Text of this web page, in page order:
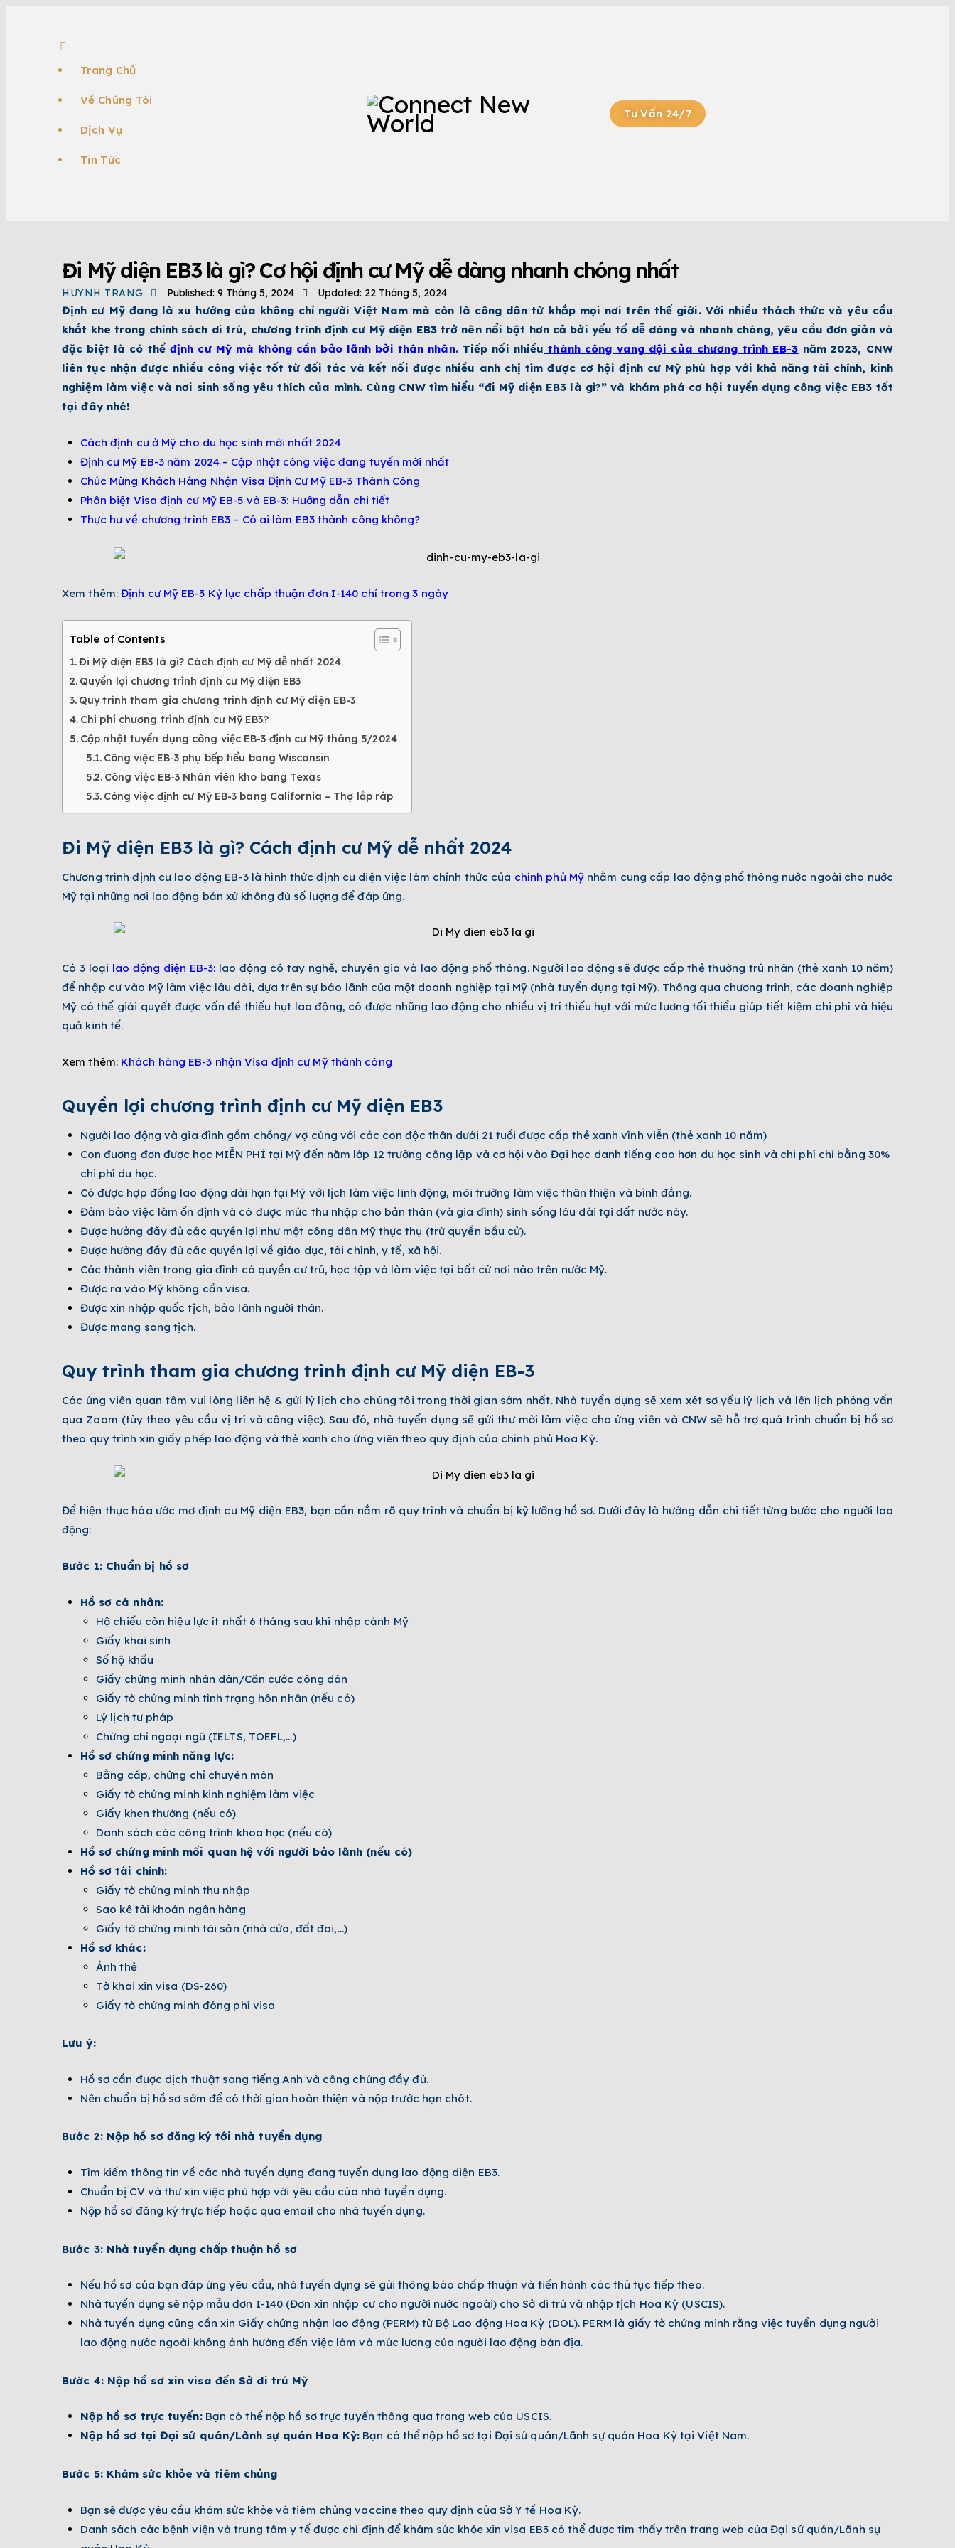
Trang Chủ
Về Chúng Tôi
Dịch Vụ
Tin Tức
Tư Vấn 24/7
Đi Mỹ diện EB3 là gì? Cơ hội định cư Mỹ dễ dàng nhanh chóng nhất
HUYNH TRANG Published: 9 Tháng 5, 2024 Updated: 22 Tháng 5, 2024
Định cư Mỹ đang là xu hướng của không chỉ người Việt Nam mà còn là công dân từ khắp mọi nơi trên thế giới. Với nhiều thách thức và yêu cầu
khắt khe trong chính sách di trú, chương trình định cư Mỹ diện EB3 trở nên nổi bật hơn cả bởi yếu tố dễ dàng và nhanh chóng, yêu cầu đơn giản và
đặc biệt là có thể định cư Mỹ mà không cần bảo lãnh bởi thân nhân. Tiếp nối nhiều thành công vang dội của chương trình EB-3 năm 2023, CNW
liên tục nhận được nhiều công việc tốt từ đối tác và kết nối được nhiều anh chị tìm được cơ hội định cư Mỹ phù hợp với khả năng tài chính, kinh
nghiệm làm việc và nơi sinh sống yêu thích của mình. Cùng CNW tìm hiểu “đi Mỹ diện EB3 là gì?” và khám phá cơ hội tuyển dụng công việc EB3 tốt
tại đây nhé!
Cách định cư ở Mỹ cho du học sinh mới nhất 2024
Định cư Mỹ EB-3 năm 2024 – Cập nhật công việc đang tuyển mới nhất
Chúc Mừng Khách Hàng Nhận Visa Định Cư Mỹ EB-3 Thành Công
Phân biệt Visa định cư Mỹ EB-5 và EB-3: Hướng dẫn chi tiết
Thực hư về chương trình EB3 – Có ai làm EB3 thành công không?
Xem thêm: Định cư Mỹ EB-3 Kỷ lục chấp thuận đơn I-140 chỉ trong 3 ngày
Table of Contents
Đi Mỹ diện EB3 là gì? Cách định cư Mỹ dễ nhất 2024
Quyền lợi chương trình định cư Mỹ diện EB3
Quy trình tham gia chương trình định cư Mỹ diện EB-3
Chi phí chương trình định cư Mỹ EB3?
Cập nhật tuyển dụng công việc EB-3 định cư Mỹ tháng 5/2024
Công việc EB-3 phụ bếp tiểu bang Wisconsin
Công việc EB-3 Nhân viên kho bang Texas
Công việc định cư Mỹ EB-3 bang California – Thợ lắp ráp
Đi Mỹ diện EB3 là gì? Cách định cư Mỹ dễ nhất 2024
Chương trình định cư lao động EB-3 là hình thức định cư diện việc làm chính thức của chính phủ Mỹ nhằm cung cấp lao động phổ thông nước ngoài cho nước
Mỹ tại những nơi lao động bản xứ không đủ số lượng để đáp ứng.
Có 3 loại lao động diện EB-3: lao động có tay nghề, chuyên gia và lao động phổ thông. Người lao động sẽ được cấp thẻ thường trú nhân (thẻ xanh 10 năm)
để nhập cư vào Mỹ làm việc lâu dài, dựa trên sự bảo lãnh của một doanh nghiệp tại Mỹ (nhà tuyển dụng tại Mỹ). Thông qua chương trình, các doanh nghiệp
Mỹ có thể giải quyết được vấn đề thiếu hụt lao động, có được những lao động cho nhiều vị trí thiếu hụt với mức lương tối thiểu giúp tiết kiệm chi phí và hiệu
quả kinh tế.
Xem thêm: Khách hàng EB-3 nhận Visa định cư Mỹ thành công
Quyền lợi chương trình định cư Mỹ diện EB3
Người lao động và gia đình gồm chồng/ vợ cùng với các con độc thân dưới 21 tuổi được cấp thẻ xanh vĩnh viễn (thẻ xanh 10 năm)
Con đương đơn được học MIỄN PHÍ tại Mỹ đến năm lớp 12 trường công lập và cơ hội vào Đại học danh tiếng cao hơn du học sinh và chi phí chỉ bằng 30%
chi phí du học.
Có được hợp đồng lao động dài hạn tại Mỹ với lịch làm việc linh động, môi trường làm việc thân thiện và bình đẳng.
Đảm bảo việc làm ổn định và có được mức thu nhập cho bản thân (và gia đình) sinh sống lâu dài tại đất nước này.
Được hưởng đầy đủ các quyền lợi như một công dân Mỹ thực thụ (trừ quyền bầu cử).
Được hưởng đầy đủ các quyền lợi về giáo dục, tài chính, y tế, xã hội.
Các thành viên trong gia đình có quyền cư trú, học tập và làm việc tại bất cứ nơi nào trên nước Mỹ.
Được ra vào Mỹ không cần visa.
Được xin nhập quốc tịch, bảo lãnh người thân.
Được mang song tịch.
Quy trình tham gia chương trình định cư Mỹ diện EB-3
Các ứng viên quan tâm vui lòng liên hệ & gửi lý lịch cho chúng tôi trong thời gian sớm nhất. Nhà tuyển dụng sẽ xem xét sơ yếu lý lịch và lên lịch phỏng vấn
qua Zoom (tùy theo yêu cầu vị trí và công việc). Sau đó, nhà tuyển dụng sẽ gửi thư mời làm việc cho ứng viên và CNW sẽ hỗ trợ quá trình chuẩn bị hồ sơ
theo quy trình xin giấy phép lao động và thẻ xanh cho ứng viên theo quy định của chính phủ Hoa Kỳ.
Để hiện thực hóa ước mơ định cư Mỹ diện EB3, bạn cần nắm rõ quy trình và chuẩn bị kỹ lưỡng hồ sơ. Dưới đây là hướng dẫn chi tiết từng bước cho người lao
động:
Bước 1: Chuẩn bị hồ sơ
Hồ sơ cá nhân:
Hộ chiếu còn hiệu lực ít nhất 6 tháng sau khi nhập cảnh Mỹ
Giấy khai sinh
Sổ hộ khẩu
Giấy chứng minh nhân dân/Căn cước công dân
Giấy tờ chứng minh tình trạng hôn nhân (nếu có)
Lý lịch tư pháp
Chứng chỉ ngoại ngữ (IELTS, TOEFL,…)
Hồ sơ chứng minh năng lực:
Bằng cấp, chứng chỉ chuyên môn
Giấy tờ chứng minh kinh nghiệm làm việc
Giấy khen thưởng (nếu có)
Danh sách các công trình khoa học (nếu có)
Hồ sơ chứng minh mối quan hệ với người bảo lãnh (nếu có)
Hồ sơ tài chính:
Giấy tờ chứng minh thu nhập
Sao kê tài khoản ngân hàng
Giấy tờ chứng minh tài sản (nhà cửa, đất đai,…)
Hồ sơ khác:
Ảnh thẻ
Tờ khai xin visa (DS-260)
Giấy tờ chứng minh đóng phí visa
Lưu ý:
Hồ sơ cần được dịch thuật sang tiếng Anh và công chứng đầy đủ.
Nên chuẩn bị hồ sơ sớm để có thời gian hoàn thiện và nộp trước hạn chót.
Bước 2: Nộp hồ sơ đăng ký tới nhà tuyển dụng
Tìm kiếm thông tin về các nhà tuyển dụng đang tuyển dụng lao động diện EB3.
Chuẩn bị CV và thư xin việc phù hợp với yêu cầu của nhà tuyển dụng.
Nộp hồ sơ đăng ký trực tiếp hoặc qua email cho nhà tuyển dụng.
Bước 3: Nhà tuyển dụng chấp thuận hồ sơ
Nếu hồ sơ của bạn đáp ứng yêu cầu, nhà tuyển dụng sẽ gửi thông báo chấp thuận và tiến hành các thủ tục tiếp theo.
Nhà tuyển dụng sẽ nộp mẫu đơn I-140 (Đơn xin nhập cư cho người nước ngoài) cho Sở di trú và nhập tịch Hoa Kỳ (USCIS).
Nhà tuyển dụng cũng cần xin Giấy chứng nhận lao động (PERM) từ Bộ Lao động Hoa Kỳ (DOL). PERM là giấy tờ chứng minh rằng việc tuyển dụng người
lao động nước ngoài không ảnh hưởng đến việc làm và mức lương của người lao động bản địa.
Bước 4: Nộp hồ sơ xin visa đến Sở di trú Mỹ
Nộp hồ sơ trực tuyến:Bạn có thể nộp hồ sơ trực tuyến thông qua trang web của USCIS.
Nộp hồ sơ tại Đại sứ quán/Lãnh sự quán Hoa Kỳ: Bạn có thể nộp hồ sơ tại Đại sứ quán/Lãnh sự quán Hoa Kỳ tại Việt Nam.
Bước 5: Khám sức khỏe và tiêm chủng
Bạn sẽ được yêu cầu khám sức khỏe và tiêm chủng vaccine theo quy định của Sở Y tế Hoa Kỳ.
Danh sách các bệnh viện và trung tâm y tế được chỉ định để khám sức khỏe xin visa EB3 có thể được tìm thấy trên trang web của Đại sứ quán/Lãnh sự